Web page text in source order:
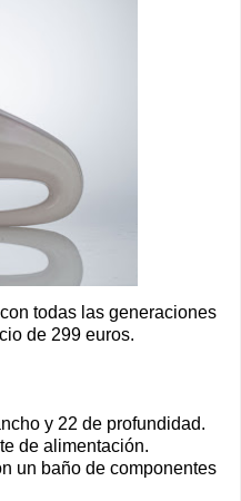
todas las generaciones
de 299 euros.
y 22 de profundidad.
de alimentación.
un baño de componentes